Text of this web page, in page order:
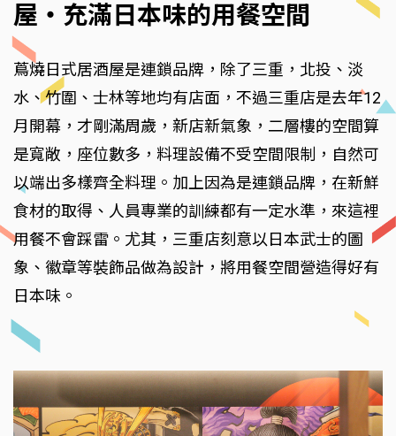
屋‧充滿日本味的用餐空間
蔦燒日式居酒屋是連鎖品牌，除了三重，北投、淡
水、竹圍、士林等地均有店面，不過三重店是去年12
月開幕，才剛滿周歲，新店新氣象，二層樓的空間算
是寬敞，座位數多，料理設備不受空間限制，自然可
以端出多樣齊全料理。加上因為是連鎖品牌，在新鮮
食材的取得、人員專業的訓練都有一定水準，來這裡
用餐不會踩雷。尤其，三重店刻意以日本武士的圖
象、徽章等裝飾品做為設計，將用餐空間營造得好有
日本味。